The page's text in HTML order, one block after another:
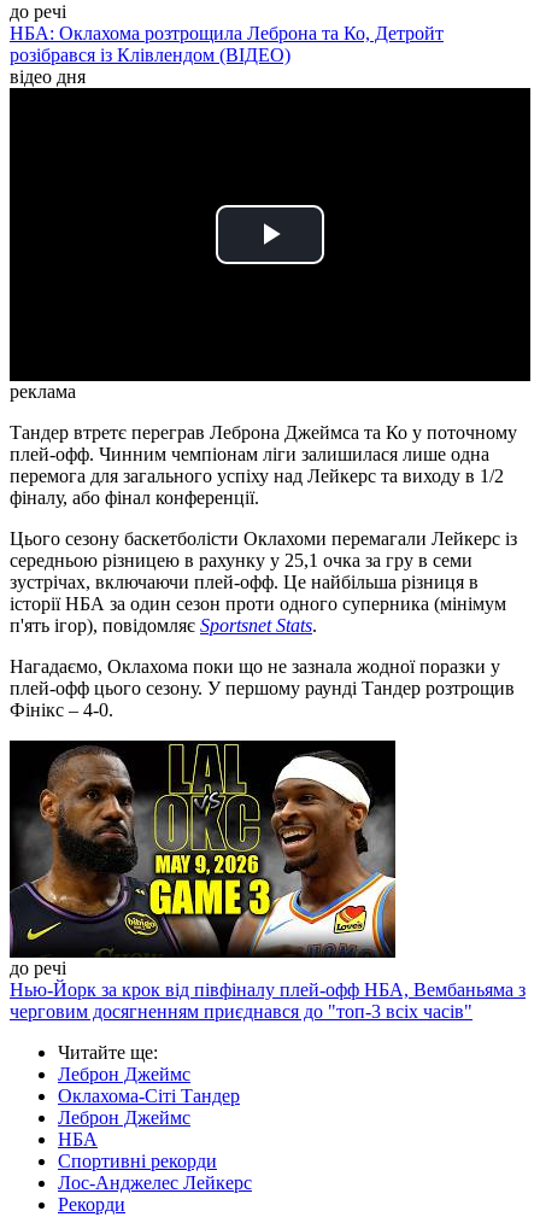
до речі
НБА: Оклахома розтрощила Леброна та Ко, Детройт
розібрався із Клівлендом (ВІДЕО)
відео дня
Play
реклама
Тандер втретє переграв Леброна Джеймса та Ко у поточному
плей-офф. Чинним чемпіонам ліги залишилася лише одна
перемога для загального успіху над Лейкерс та виходу в 1/2
фіналу, або фінал конференції.
Цього сезону баскетболісти Оклахоми перемагали Лейкерс із
середньою різницею в рахунку у 25,1 очка за гру в семи
зустрічах, включаючи плей-офф. Це найбільша різниця в
історії НБА за один сезон проти одного суперника (мінімум
п'ять ігор), повідомляє Sportsnet Stats.
Нагадаємо, Оклахома поки що не зазнала жодної поразки у
плей-офф цього сезону. У першому раунді Тандер розтрощив
Фінікс – 4-0.
до речі
Нью-Йорк за крок від півфіналу плей-офф НБА, Вембаньяма з
черговим досягненням приєднався до "топ-3 всіх часів"
Читайте ще:
Леброн Джеймс
Оклахома-Сіті Тандер
Леброн Джеймс
НБА
Спортивні рекорди
Лос-Анджелес Лейкерс
Рекорди